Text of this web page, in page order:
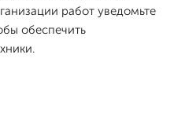
работ уведомьте
обеспечить